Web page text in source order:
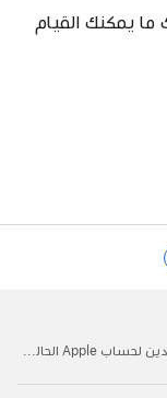
ما يمكنك القيام